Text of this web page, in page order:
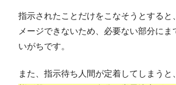
指示されたことだけをこなそうとすると
メージできないため、必要ない部分にま
いがちです。
また、指示待ち人間が定着してしまうと、